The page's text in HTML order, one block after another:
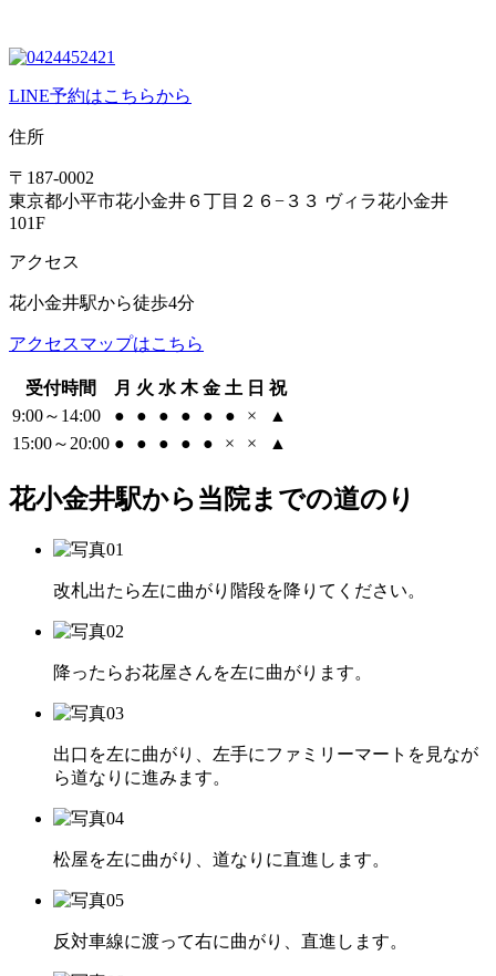
LINE予約はこちらから
住所
〒187-0002
東京都小平市花小金井６丁目２６−３３ ヴィラ花小金井
101F
アクセス
花小金井駅から徒歩4分
アクセスマップはこちら
受付時間 月 火 水 木 金 土 日 祝
9:00～14:00
● ● ● ● ● ● ×
▲
15:00～20:00 ● ● ● ● ● × × ▲
花小金井駅から当院までの道のり
改札出たら左に曲がり階段を降りてください。
降ったらお花屋さんを左に曲がります。
出口を左に曲がり、左手にファミリーマートを見なが
ら道なりに進みます。
松屋を左に曲がり、道なりに直進します。
反対車線に渡って右に曲がり、直進します。